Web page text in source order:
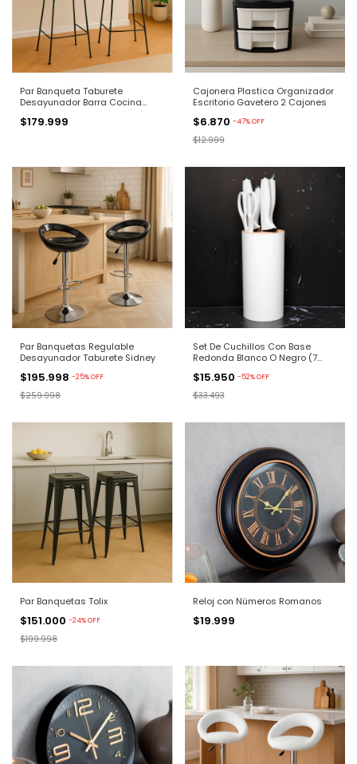
Par Banqueta Taburete
Desayunador Barra Cocina
$179.999
Cajonera Plastica Organizador
Escritorio Gavetero 2 Cajones
$6.870 -47%OFF
$12.999
Par Banquetas Regulable
Desayunador Taburete Sidney
$195.998 -25%OFF
$259.998
Set De Cuchillos Con Base
Redonda Blanco O Negro (7
$15.950 -52%OFF
$33.493
Par Banquetas Tolix
$151.000 -24%OFF
$199.998
Reloj con Números Romanos
$19.999